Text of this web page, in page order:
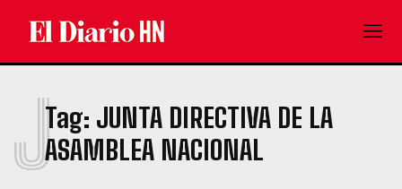
Tag: JUNTA DIRECTIVA DE LA
ASAMBLEA NACIONAL
J